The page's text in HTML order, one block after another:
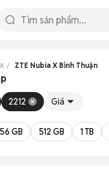
ZTE Nubia X Bình Thuận
2212 Giá
GB 512 GB 1 TB